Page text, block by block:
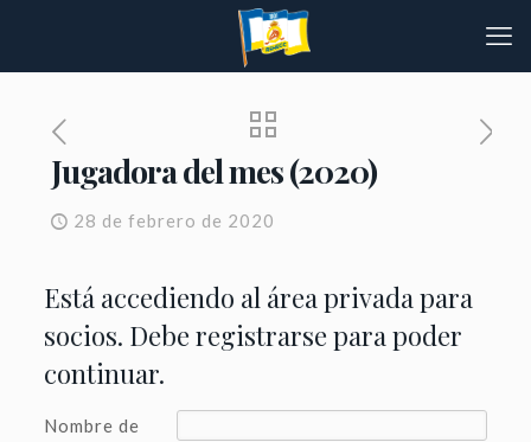
Jugadora del mes (2020)
28 de febrero de 2020
Está accediendo al área privada para
socios. Debe registrarse para poder
continuar.
Nombre de